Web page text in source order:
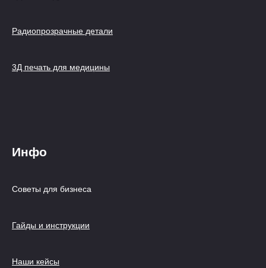
Радиопрозрачные детали
3Д печать для медицины
Инфо
Советы для бизнеса
Гайды и инструкции
Наши кейсы